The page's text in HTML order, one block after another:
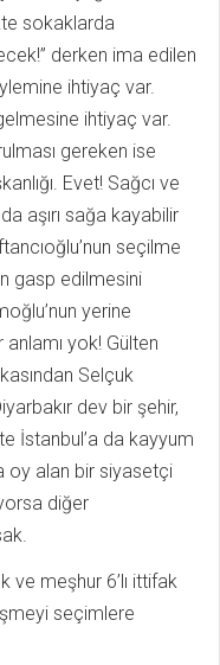
sokaklarda
derken ima edilen
ihtiyaç var.
ihtiyaç var.
gereken ise
Evet! Sağcı ve
aşırı sağa kayabilir
seçilme
gasp edilmesini
yerine
yok! Gülten
Selçuk
dev bir şehir,
İstanbul’a da kayyum
oy alan bir siyasetçi
diğer
ve meşhur 6’lı ittifak
seçimlere